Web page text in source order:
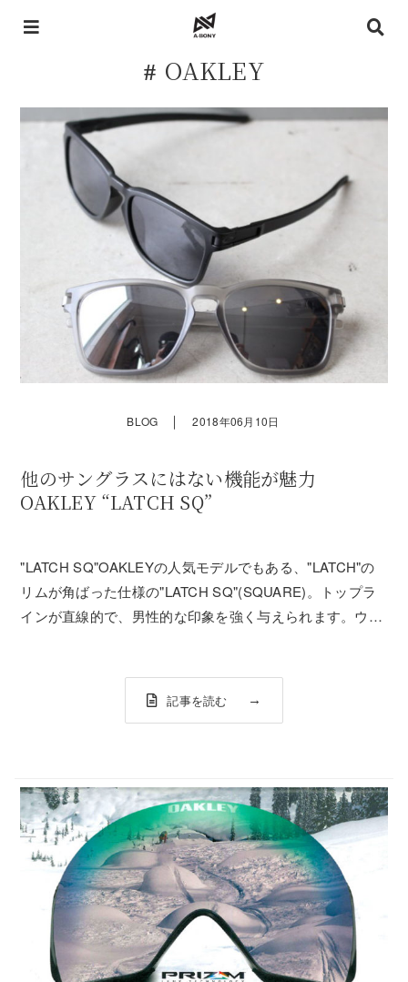
OAKLEY
BLOG ｜ 2018年06月10日
他のサングラスにはない機能が魅力
OAKLEY “LATCH SQ”
"LATCH SQ"OAKLEYの人気モデルでもある、"LATCH"の
リムが角ばった仕様の"LATCH SQ"(SQUARE)。トップラ
インが直線的で、男性的な印象を強く与えられます。ウェ
記事を読む